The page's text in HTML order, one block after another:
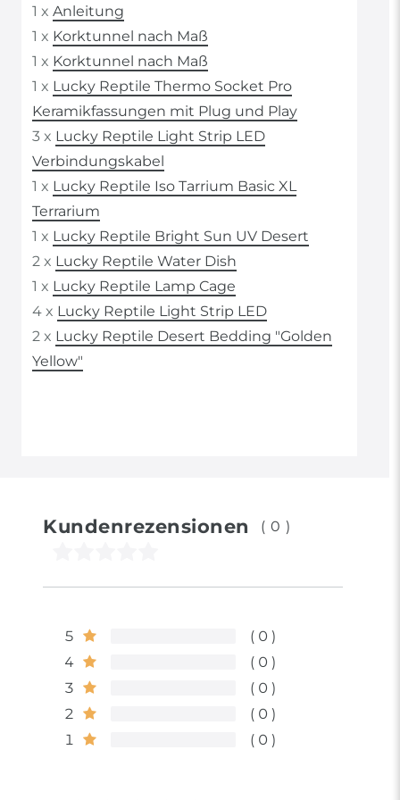
1 x Anleitung
1 x Korktunnel nach Maß
1 x Korktunnel nach Maß
1 x Lucky Reptile Thermo Socket Pro
Keramikfassungen mit Plug und Play
3 x Lucky Reptile Light Strip LED
Verbindungskabel
1 x Lucky Reptile Iso Tarrium Basic XL
Terrarium
1 x Lucky Reptile Bright Sun UV Desert
2 x Lucky Reptile Water Dish
1 x Lucky Reptile Lamp Cage
4 x Lucky Reptile Light Strip LED
2 x Lucky Reptile Desert Bedding "Golden
Yellow"
Kundenrezensionen (0)
5
0
4
0
3
0
2
0
1
0